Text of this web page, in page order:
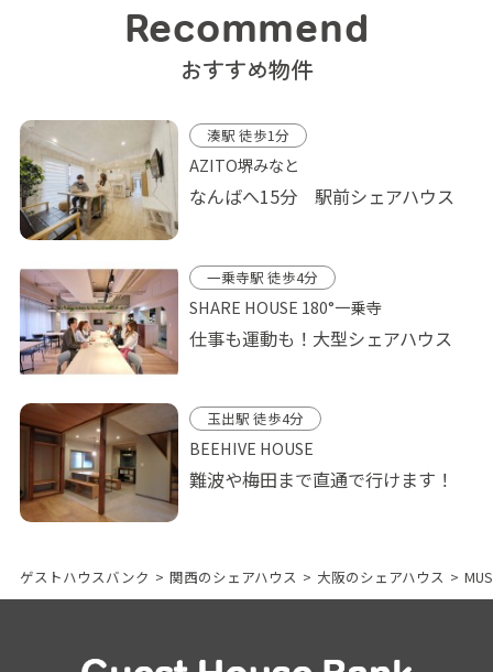
Recommend
おすすめ物件
湊駅 徒歩1分
AZITO堺みなと
なんばへ15分 駅前シェアハウス
一乗寺駅 徒歩4分
SHARE HOUSE 180°一乗寺
仕事も運動も！大型シェアハウス
玉出駅 徒歩4分
BEEHIVE HOUSE
難波や梅田まで直通で行けます！
ゲストハウスバンク > 関西のシェアハウス > 大阪のシェアハウス >